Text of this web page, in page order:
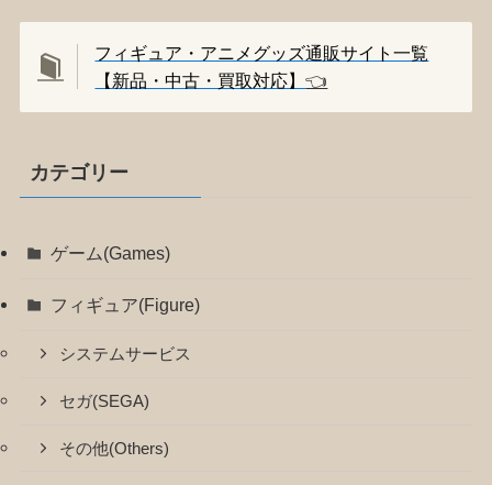
フィギュア・アニメグッズ通販サイト一覧
【新品・中古・買取対応】👈️
カテゴリー
ゲーム(Games)
フィギュア(Figure)
システムサービス
セガ(SEGA)
その他(Others)